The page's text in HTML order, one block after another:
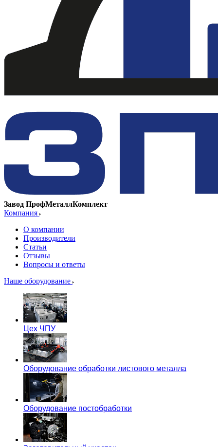
Завод ПрофМеталлКомплект
Компания
О компании
Производители
Статьи
Отзывы
Вопросы и ответы
Наше оборудование
Цех ЧПУ
Оборудование обработки листового металла
Оборудование постобработки